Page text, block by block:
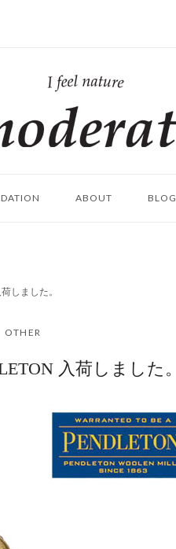
ム
ABOUT BLOG
しました。
OTHER
入荷しました。